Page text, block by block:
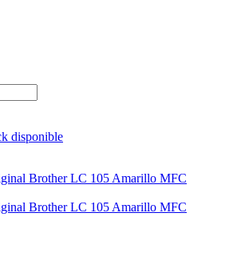
disponible